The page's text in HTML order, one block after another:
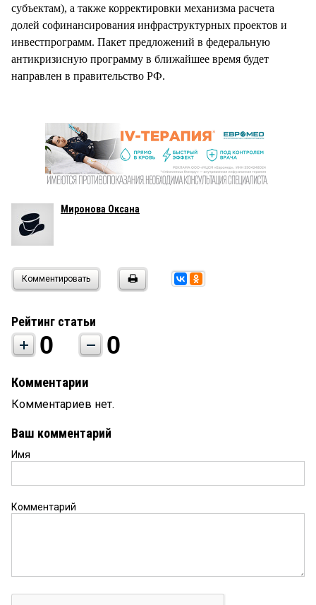
субъектам), а также корректировки механизма расчета
долей софинансирования инфраструктурных проектов и
инвестпрограмм. Пакет предложений в федеральную
антикризисную программу в ближайшее время будет
направлен в правительство РФ.
Миронова Оксана
Комментировать
Рейтинг статьи
0 0
Комментарии
Комментариев нет.
Ваш комментарий
Имя
Комментарий